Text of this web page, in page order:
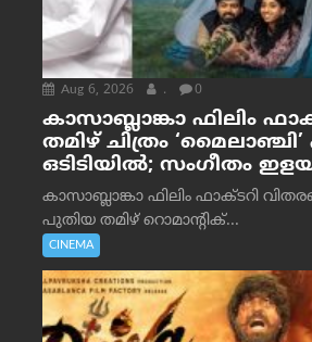
Aug 6, 2026 . 0
കാസാബ്ലാങ്കാ ഫിലിം
തമിഴ് ചിത്രം
ഒടിടിയിൽ; സംഗീതം
കാസാബ്ലാങ്കാ ഫിലിം ഫാക്ടറി
പുതിയ തമിഴ് റൊമാന്റിക്...
CINEMA